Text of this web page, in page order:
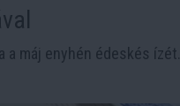
a máj enyhén édeskés